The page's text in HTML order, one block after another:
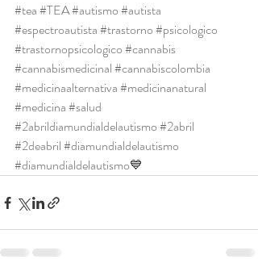
#tea#TEA#autismo#autista
#espectroautista#trastorno#psicologico
#trastornopsicologico#cannabis
#cannabismedicinal#cannabiscolombia
#medicinaalternativa#medicinanatural
#medicina#salud
#2abrildiamundialdelautismo#2abril
#2deabril#diamundialdelautismo
#diamundialdelautismo💙